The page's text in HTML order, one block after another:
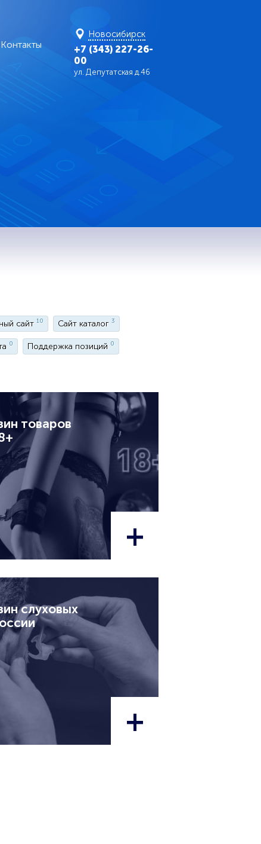
Контакты
Новосибирск
+7 (343) 227-26-
00
ул. Депутатская д.46
сайт 10 Сайт каталог 3
0 Поддержка позиций 0
товаров
+
слуховых
+